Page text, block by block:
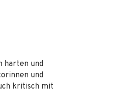
harten und
und
kritisch mit